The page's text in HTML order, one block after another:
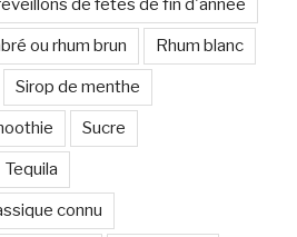
de fêtes de fin d'année
ou rhum brun Rhum blanc
Sirop de menthe
Sucre
Tequila
connu